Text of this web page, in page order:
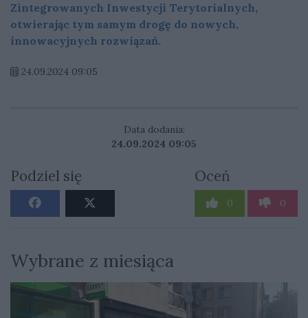
Zintegrowanych Inwestycji Terytorialnych,
otwierając tym samym drogę do nowych,
innowacyjnych rozwiązań.
24.09.2024 09:05
Data dodania:
24.09.2024 09:05
Podziel się Oceń
0 0
Wybrane z miesiąca